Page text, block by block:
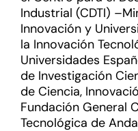
Industrial (CDTI)
Innovación y
la Innovación
Universidades
de Investigación
de Ciencia,
Fundación General
Tecnológica de